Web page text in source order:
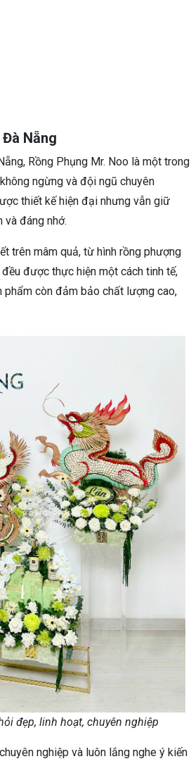
Nẵng
Rồng Phụng Mr. Noo là một trong
ngừng và đội ngũ chuyên
thiết kế hiện đại nhưng vẫn giữ
và đáng nhớ.
trên mâm quả, từ hình rồng phượng
được thực hiện một cách tinh tế,
phẩm còn đảm bảo chất lượng cao,
đẹp, linh hoạt, chuyên nghiệp
nghiệp và luôn lắng nghe ý kiến